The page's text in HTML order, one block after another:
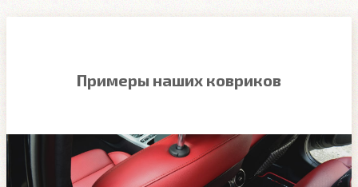
Примеры наших ковриков